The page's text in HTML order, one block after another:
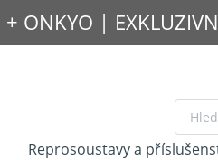
+ ONKYO |
Reprosoustavy a